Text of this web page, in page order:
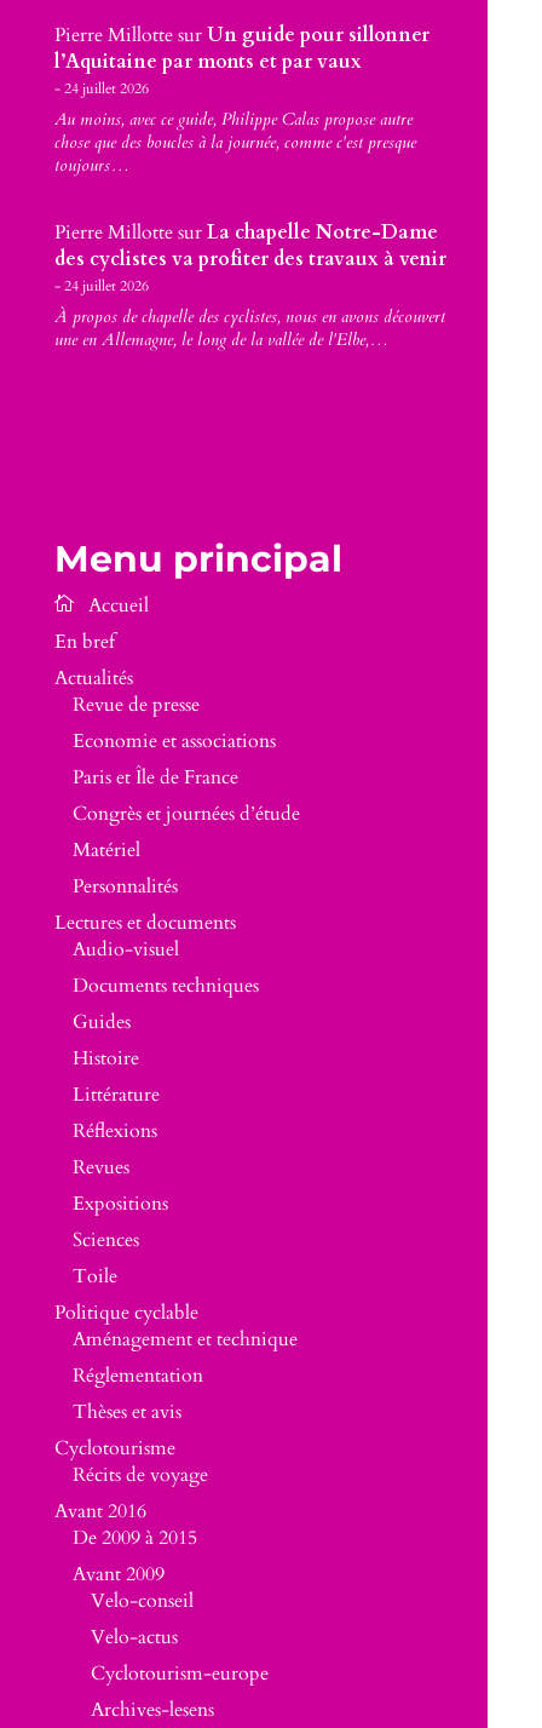
Pierre MillottesurUn guide pour sillonner
l’Aquitaine par monts et par vaux
24 juillet 2026
Au moins, avec ce guide, Philippe Calas propose autre
chose que des boucles à la journée, comme c'est presque
toujours…
Pierre MillottesurLa chapelle Notre-Dame
des cyclistes va profiter des travaux à venir
24 juillet 2026
À propos de chapelle des cyclistes, nous en avons découvert
une en Allemagne, le long de la vallée de l'Elbe,…
Menu principal
En bref
Actualités
Revue de presse
Economie et associations
Paris et Île de France
Congrès et journées d’étude
Matériel
Personnalités
Lectures et documents
Audio-visuel
Documents techniques
Guides
Histoire
Littérature
Réflexions
Revues
Expositions
Sciences
Toile
Politique cyclable
Aménagement et technique
Réglementation
Thèses et avis
Cyclotourisme
Récits de voyage
Avant 2016
De 2009 à 2015
Avant 2009
Velo-conseil
Velo-actus
Cyclotourism-europe
Archives-lesens